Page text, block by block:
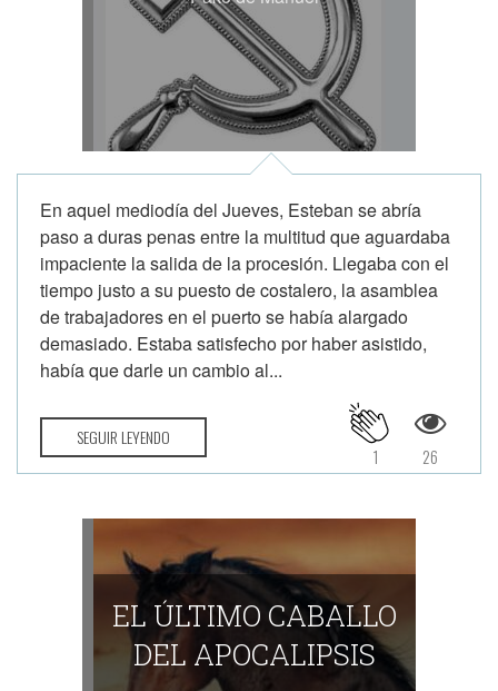
En aquel mediodía del Jueves, Esteban se abría
paso a duras penas entre la multitud que aguardaba
impaciente la salida de la procesión. Llegaba con el
tiempo justo a su puesto de costalero, la asamblea
de trabajadores en el puerto se había alargado
demasiado. Estaba satisfecho por haber asistido,
había que darle un cambio al...
SEGUIR LEYENDO
26
1
EL ÚLTIMO CABALLO
DEL APOCALIPSIS